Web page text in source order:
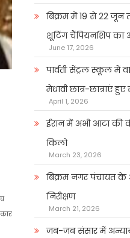
बिक्रम में 19 से 22 जून
शूटिंग चैंपियनशिप का
June 17, 2026
पार्वती सेंट्रल स्कूल में
मेधावी छात्र-छात्राएं
April 1, 2026
ईरान में अभी आटा की
किलो
March 23, 2026
बिक्रम नगर पंचायत के
निरीक्षण
March 21, 2026
जब-जब संसार में